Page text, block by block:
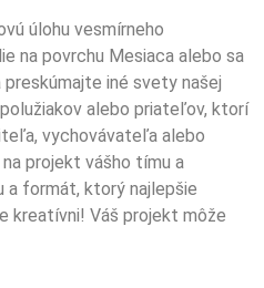
úlohu vesmírneho
na povrchu Mesiaca alebo sa
iné svety našej
alebo priateľov, ktorí
vychovávateľa alebo
projekt vášho tímu a
a formát, ktorý najlepšie
kreatívni! Váš projekt môže